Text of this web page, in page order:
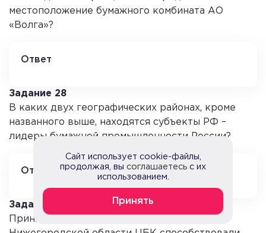
местоположение бумажного комбината АО
«Волга»?
Ответ
Задание 28
В каких двух географических районах, кроме
названного выше, находятся субъекты РФ –
лидеры бумажной промышленности России?
Ответ
край).
Задание 29
Принятию решения о размещении в
Сайт использует cookie-файлы,
продолжая, вы соглашаетесь с их
использованием.
Принять